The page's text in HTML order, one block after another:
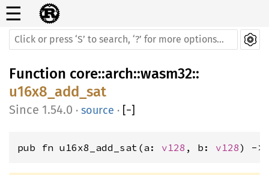
☰
Function core::arch::wasm32::
u16x8_add_sat
1.54.0 · source · [−]
pub fn u16x8_add_sat(a: v128 , b: v128) ->